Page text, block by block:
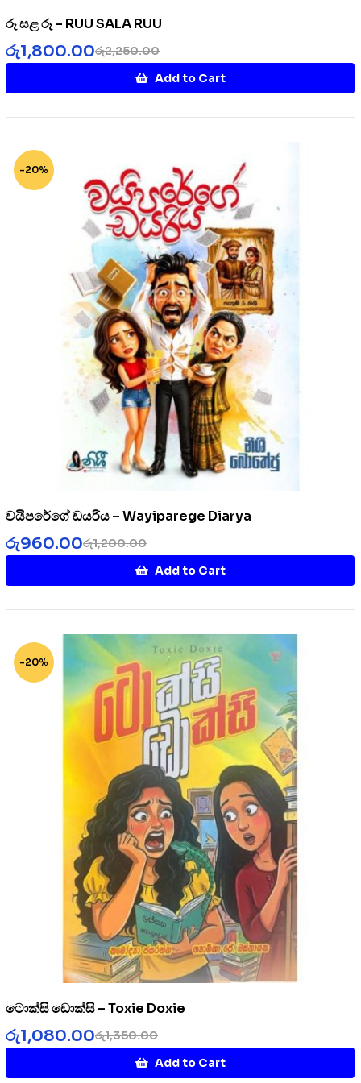
රූ සළ රූ – RUU SALA RUU
රු2,250.00
රු1,800.00
Add to Cart
-20%
වයිපරේගේ ඩයරිය – Wayiparege Diarya
රු1,200.00
රු960.00
Add to Cart
-20%
ටොක්සි ඩොක්සි – Toxie Doxie
රු1,350.00
රු1,080.00
Add to Cart